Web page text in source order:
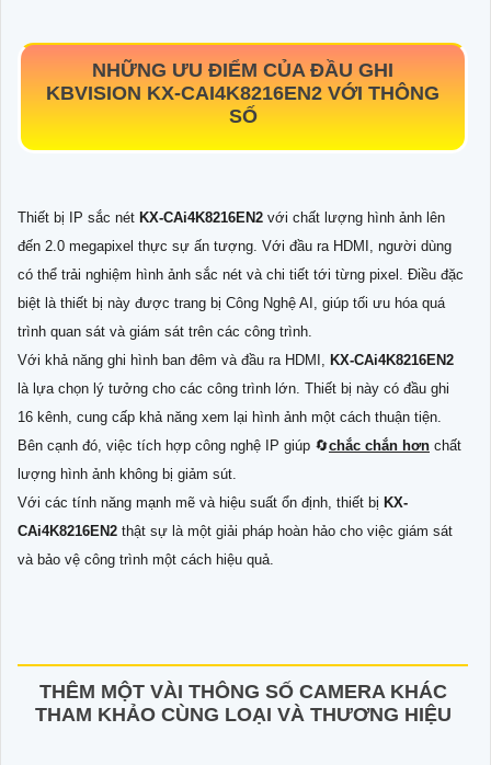
NHỮNG ƯU ĐIỂM CỦA ĐẦU GHI
KBVISION KX-CAI4K8216EN2 VỚI THÔNG
SỐ
Thiết bị IP sắc nét KX-CAi4K8216EN2 với chất lượng hình ảnh lên
đến 2.0 megapixel thực sự ấn tượng. Với đầu ra HDMI, người dùng
có thể trải nghiệm hình ảnh sắc nét và chi tiết tới từng pixel. Điều đặc
biệt là thiết bị này được trang bị Công Nghệ AI, giúp tối ưu hóa quá
trình quan sát và giám sát trên các công trình.
Với khả năng ghi hình ban đêm và đầu ra HDMI, KX-CAi4K8216EN2
là lựa chọn lý tưởng cho các công trình lớn. Thiết bị này có đầu ghi
16 kênh, cung cấp khả năng xem lại hình ảnh một cách thuận tiện.
Bên cạnh đó, việc tích hợp công nghệ IP giúp 🔄chắc chắn hơn chất
lượng hình ảnh không bị giảm sút.
Với các tính năng mạnh mẽ và hiệu suất ổn định, thiết bị KX-
CAi4K8216EN2 thật sự là một giải pháp hoàn hảo cho việc giám sát
và bảo vệ công trình một cách hiệu quả.
THÊM MỘT VÀI THÔNG SỐ CAMERA KHÁC
THAM KHẢO CÙNG LOẠI VÀ THƯƠNG HIỆU